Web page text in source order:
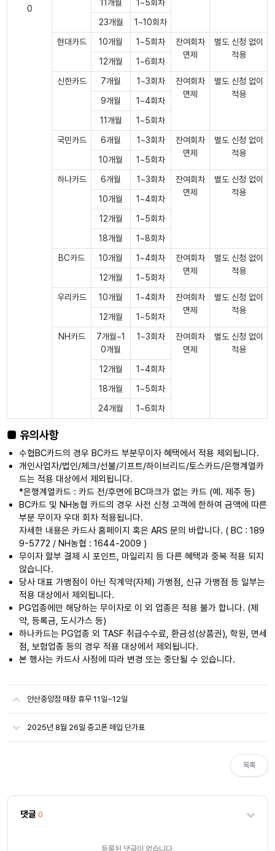
0
11개월
1~5회차
23개월
1~10회차
현대카드
10개월 1~5회차
잔여회차
면제
별도 신청 없이
적용
12개월
1~6회차
신한카드
7개월 1~3회차
잔여회차
면제
별도 신청 없이
적용
9개월
1~4회차
11개월
1~5회차
국민카드
6개월 1~3회차
잔여회차
면제
별도 신청 없이
적용
10개월
1~5회차
하나카드
6개월 1~3회차
잔여회차
면제
별도 신청 없이
적용
10개월
1~4회차
12개월
1~5회차
18개월
1~8회차
BC카드
10개월 1~4회차
잔여회차
면제
별도 신청 없이
적용
12개월
1~5회차
우리카드
10개월 1~4회차
잔여회차
면제
별도 신청 없이
적용
12개월
1~5회차
NH카드
7개월~1
0개월
1~3회차
잔여회차
면제
별도 신청 없이
적용
12개월
1~4회차
18개월
1~5회차
24개월
1~6회차
■ 유의사항
수협BC카드의 경우 BC카드 부분무이자 혜택에서 적용 제외됩니다.
개인사업자/법인/체크/선불/기프트/하이브리드/토스카드/은행계열카
드는 적용 대상에서 제외됩니다.
*은행계열카드 : 카드 전/후면에 BC마크가 없는 카드 (예. 제주 등)
BC카드 및 NH농협 카드의 경우 사전 신청 고객에 한하여 금액에 따른
부분 무이자 우대 회차 적용됩니다.
자세한 내용은 카드사 홈페이지 혹은 ARS 문의 바랍니다. ( BC : 189
9-5772 / NH농협 : 1644-2009 )
무이자 할부 결제 시 포인트, 마일리지 등 다른 혜택과 중복 적용 되지
않습니다.
당사 대표 가맹점이 아닌 직계약(자체) 가맹점, 신규 가맹점 등 일부는
적용 대상에서 제외됩니다.
PG업종에만 해당하는 무이자로 이 외 업종은 적용 불가 합니다. (제
약, 등록금, 도시가스 등)
하나카드는 PG업종 외 TASF 취급수수료, 환금성(상품권), 학원, 면세
점, 보험업종 등의 경우 적용 대상에서 제외됩니다.
본 행사는 카드사 사정에 따라 변경 또는 중단될 수 있습니다.
안산중앙점 매장 휴무 11일~12일
2025년 8월 26일 중고폰 매입 단가표
목록
댓글 0
등록된 댓글이 없습니다.